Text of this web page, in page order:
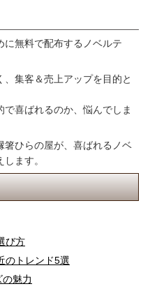
に無料で配布するノベルテ
集客＆売上アップを目的と
で喜ばれるのか、悩んでしま
箸ひらの屋が、喜ばれるノベ
ます。
び方
のトレンド5選
の魅力